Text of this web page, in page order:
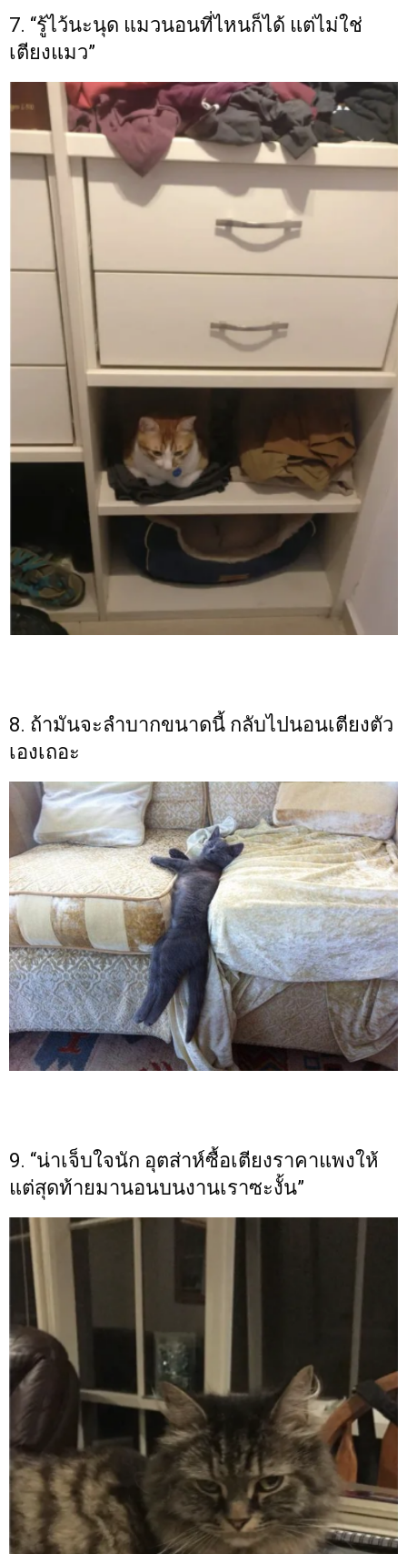
7. “รู้ไว้นะนุด แมวนอนที่ไหนก็ได้ แต่ไม่ใช่
เตียงแมว”
8. ถ้ามันจะลำบากขนาดนี้ กลับไปนอนเตียงตัว
เองเถอะ
9. “น่าเจ็บใจนัก อุตส่าห์ซื้อเตียงราคาแพงให้
แต่สุดท้ายมานอนบนงานเราซะงั้น”